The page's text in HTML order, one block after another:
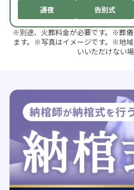
通夜 告別式
※別途、火葬料金が必要です。※葬
ます。※写真はイメージです。※地
いいただけない